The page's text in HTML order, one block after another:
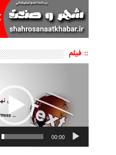
:: فیلم
نمایشگر
00:00